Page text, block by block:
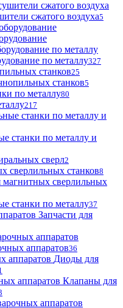
сжатого воздуха5
по металлу327
станков25
станков5
по металлу80
217
станки по металлу и
сверл2
сверлильных станков8
магнитных сверлильных
станки по металлу37
Запчасти для
аппаратов36
Диоды для
Клапаны для